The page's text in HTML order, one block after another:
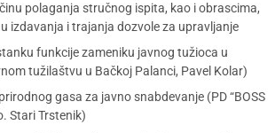
polaganja stručnog ispita, kao i obrascima,
izdavanja i trajanja dozvole za upravljanje
funkcije zameniku javnog tužioca u
tužilaštvu u Bačkoj Palanci, Pavel Kolar)
gasa za javno snabdevanje (PD “BOSS
Stari Trstenik)